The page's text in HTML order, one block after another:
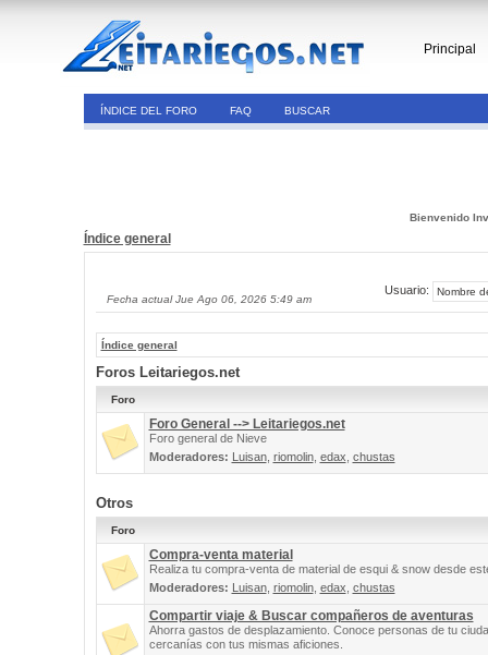
Principal
ÍNDICE DEL FORO FAQ BUSCAR
Bienvenido
Índice general
Fecha actual Jue Ago 06, 2026 5:49 am
Usuario:
Índice general
Foros Leitariegos.net
Foro
Foro General --> Leitariegos.net
Foro general de Nieve
Moderadores: Luisan, riomolin, edax chustas
Otros
Foro
Compra-venta material
Realiza tu compra-venta de material de esqui & snow desde
Moderadores: Luisan, riomolin, edax chustas
Compartir viaje & Buscar compañeros de aventuras
Ahorra gastos de desplazamiento. Conoce personas de tu
cercanías con tus mismas aficiones.